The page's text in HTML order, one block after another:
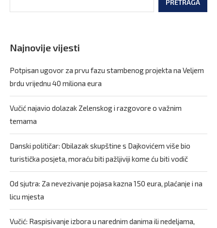
PRETRAGA
Najnovije vijesti
Potpisan ugovor za prvu fazu stambenog projekta na Veljem
brdu vrijednu 40 miliona eura
Vučić najavio dolazak Zelenskog i razgovore o važnim
temama
Danski političar: Obilazak skupštine s Dajkovićem više bio
turistička posjeta, moraću biti pažljiviji kome ću biti vodič
Od sjutra: Za nevezivanje pojasa kazna 150 eura, plaćanje i na
licu mjesta
Vučić: Raspisivanje izbora u narednim danima ili nedeljama,